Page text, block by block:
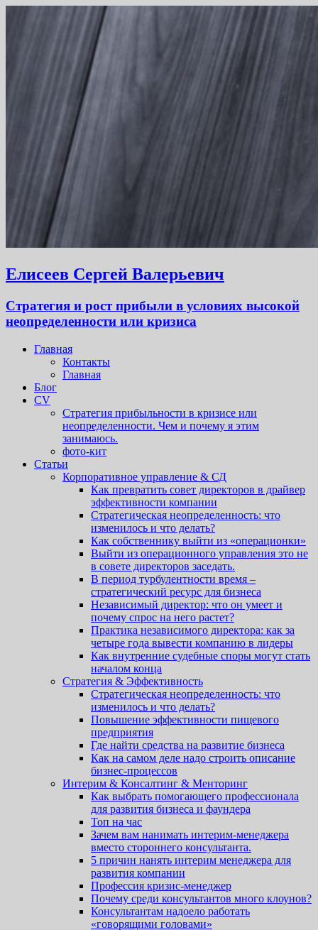
Елисеев Сергей Валерьевич
Стратегия и рост прибыли в условиях высокой
неопределенности или кризиса
Главная
Контакты
Главная
Блог
CV
Стратегия прибыльности в кризисе или
неопределенности. Чем и почему я этим
занимаюсь.
фото-кит
Статьи
Корпоративное управление & СД
Как превратить совет директоров в драйвер
эффективности компании
Стратегическая неопределенность: что
изменилось и что делать?
Как собственнику выйти из «операционки»
Выйти из операционного управления это не
в совете директоров заседать.
В период турбулентности время –
стратегический ресурс для бизнеса
Независимый директор: что он умеет и
почему спрос на него растет?
Практика независимого директора: как за
четыре года вывести компанию в лидеры
Как внутренние судебные споры могут стать
началом конца
Стратегия & Эффективность
Стратегическая неопределенность: что
изменилось и что делать?
Повышение эффективности пищевого
предприятия
Где найти средства на развитие бизнеса
Как на самом деле надо строить описание
бизнес-процессов
Интерим & Консалтинг & Менторинг
Как выбрать помогающего профессионала
для развития бизнеса и фаундера
Топ на час
Зачем вам нанимать интерим-менеджера
вместо стороннего консультанта.
5 причин нанять интерим менеджера для
развития компании
Профессия кризис-менеджер
Почему среди консультантов много клоунов?
Консультантам надоело работать
«говорящими головами»